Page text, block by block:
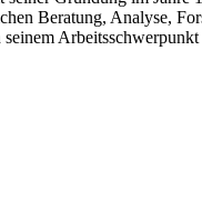
Beratung, Analyse,